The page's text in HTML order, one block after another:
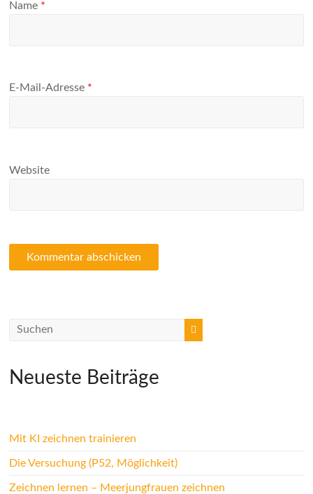
Name *
E-Mail-Adresse *
Website
Neueste Beiträge
Mit KI zeichnen trainieren
Die Versuchung (P52, Möglichkeit)
Zeichnen lernen – Meerjungfrauen zeichnen